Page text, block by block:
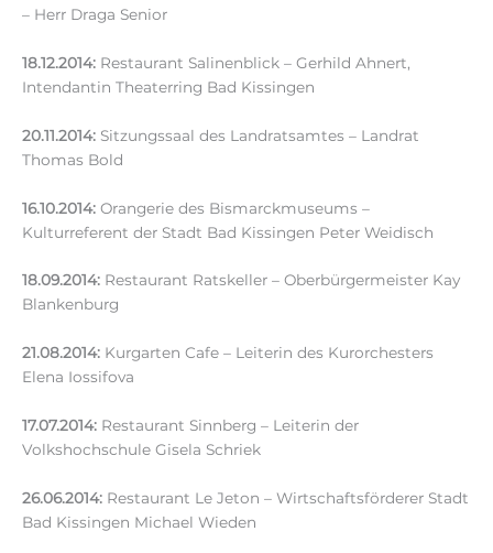
– Herr Draga Senior
18.12.2014: Restaurant Salinenblick – Gerhild Ahnert,
Intendantin Theaterring Bad Kissingen
20.11.2014: Sitzungssaal des Landratsamtes – Landrat
Thomas Bold
16.10.2014: Orangerie des Bismarckmuseums –
Kulturreferent der Stadt Bad Kissingen Peter Weidisch
18.09.2014: Restaurant Ratskeller – Oberbürgermeister Kay
Blankenburg
21.08.2014: Kurgarten Cafe – Leiterin des Kurorchesters
Elena Iossifova
17.07.2014: Restaurant Sinnberg – Leiterin der
Volkshochschule Gisela Schriek
26.06.2014: Restaurant Le Jeton – Wirtschaftsförderer Stadt
Bad Kissingen Michael Wieden